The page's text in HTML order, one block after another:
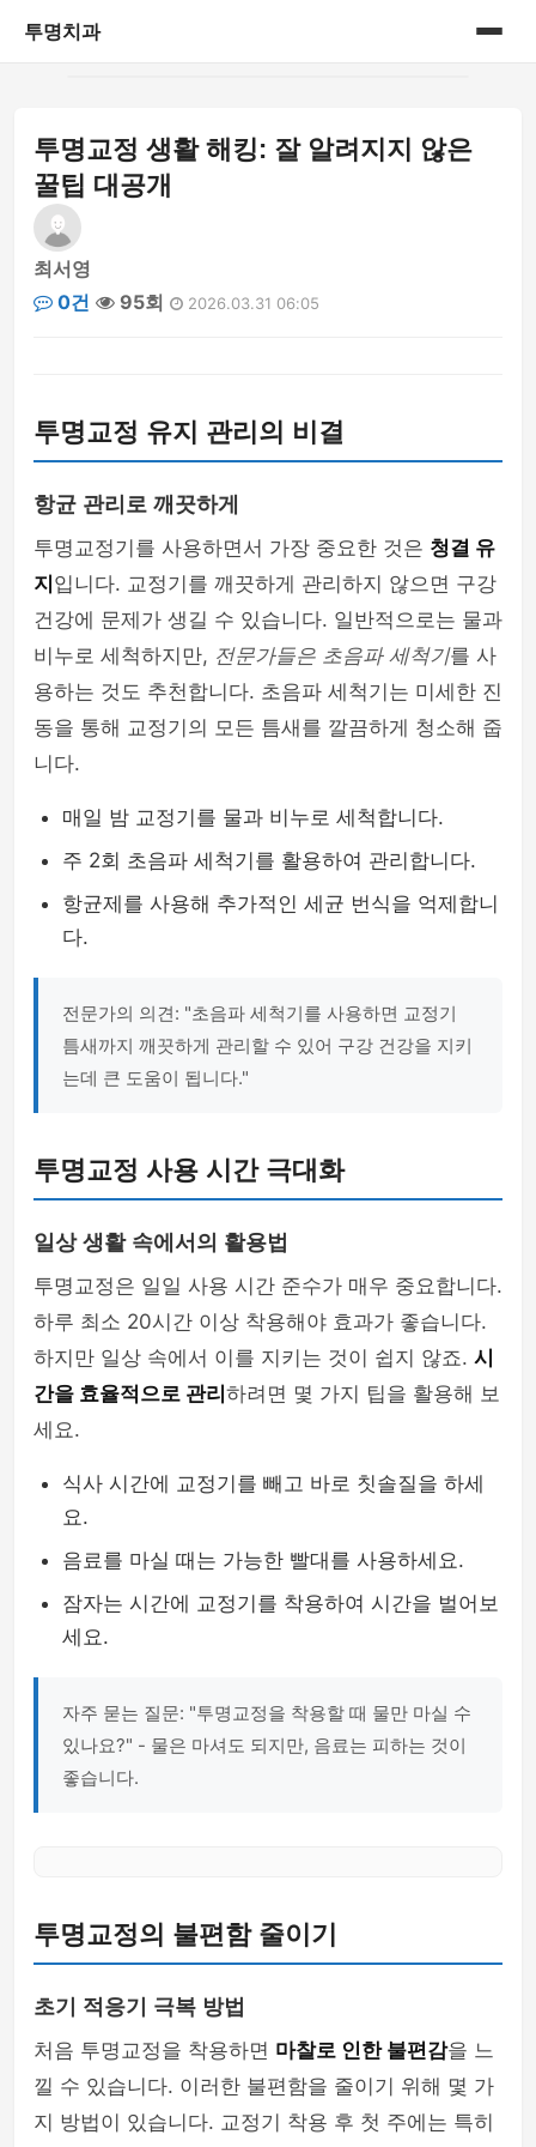
투명치과
게시판
투명교정 생활 해킹: 잘 알려지지 않은
꿀팁 대공개
최서영
0건
95회 2026.03.31 06:05
투명교정 유지 관리의 비결
항균 관리로 깨끗하게
투명교정기를 사용하면서 가장 중요한 것은 청결 유
지 입니다. 교정기를 깨끗하게 관리하지 않으면 구강
건강에 문제가 생길 수 있습니다. 일반적으로는 물과
비누로 세척하지만, 전문가들은 초음파 세척기를 사
용하는 것도 추천합니다. 초음파 세척기는 미세한 진
동을 통해 교정기의 모든 틈새를 깔끔하게 청소해 줍
니다.
매일 밤 교정기를 물과 비누로 세척합니다.
주 2회 초음파 세척기를 활용하여 관리합니다.
항균제를 사용해 추가적인 세균 번식을 억제합니
다.
전문가의 의견: "초음파 세척기를 사용하면 교정기
틈새까지 깨끗하게 관리할 수 있어 구강 건강을 지키
는데 큰 도움이 됩니다."
투명교정 사용 시간 극대화
일상 생활 속에서의 활용법
투명교정은 일일 사용 시간 준수가 매우 중요합니다.
하루 최소 20시간 이상 착용해야 효과가 좋습니다.
하지만 일상 속에서 이를 지키는 것이 쉽지 않죠. 시
간을 효율적으로 관리 하려면 몇 가지 팁을 활용해 보
세요.
식사 시간에 교정기를 빼고 바로 칫솔질을 하세
요.
음료를 마실 때는 가능한 빨대를 사용하세요.
잠자는 시간에 교정기를 착용하여 시간을 벌어보
세요.
자주 묻는 질문: "투명교정을 착용할 때 물만 마실 수
있나요?" - 물은 마셔도 되지만, 음료는 피하는 것이
좋습니다.
투명교정의 불편함 줄이기
초기 적응기 극복 방법
처음 투명교정을 착용하면 마찰로 인한 불편감을 느
낄 수 있습니다. 이러한 불편함을 줄이기 위해 몇 가
지 방법이 있습니다. 교정기 착용 후 첫 주에는 특히